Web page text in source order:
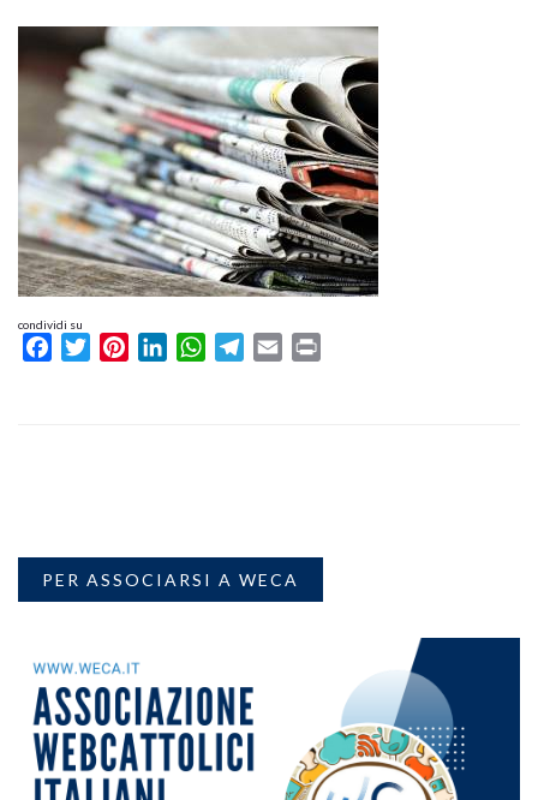
condividi su
FacebookTwitterPinterestLinkedInWhatsAppTelegram
Email
PER ASSOCIARSI A WECA